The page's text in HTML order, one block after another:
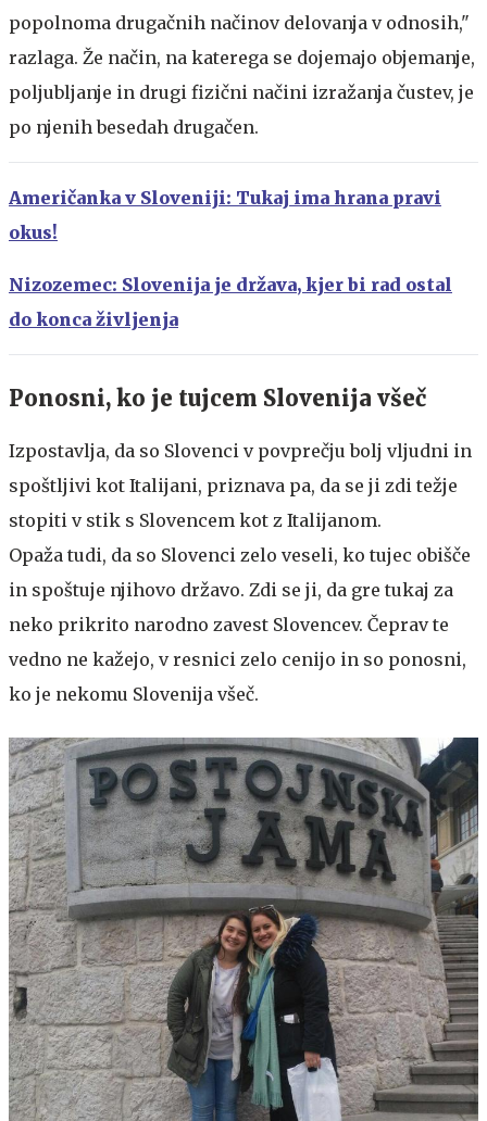
popolnoma drugačnih načinov delovanja v odnosih,"
razlaga. Že način, na katerega se dojemajo objemanje,
poljubljanje in drugi fizični načini izražanja čustev, je
po njenih besedah drugačen.
Američanka v Sloveniji: Tukaj ima hrana pravi
okus!
Nizozemec: Slovenija je država, kjer bi rad ostal
do konca življenja
Ponosni, ko je tujcem Slovenija všeč
Izpostavlja, da so Slovenci v povprečju bolj vljudni in
spoštljivi kot Italijani, priznava pa, da se ji zdi težje
stopiti v stik s Slovencem kot z Italijanom.
Opaža tudi, da so Slovenci zelo veseli, ko tujec obišče
in spoštuje njihovo državo. Zdi se ji, da gre tukaj za
neko prikrito narodno zavest Slovencev. Čeprav te
vedno ne kažejo, v resnici zelo cenijo in so ponosni,
ko je nekomu Slovenija všeč.